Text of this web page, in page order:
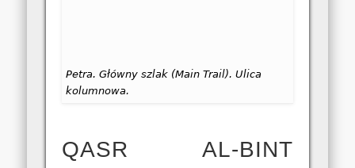
Petra. Główny szlak (Main Trail). Ulica
kolumnowa.
QASR AL-BINT